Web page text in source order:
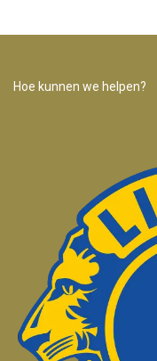
Hoe kunnen we helpen?